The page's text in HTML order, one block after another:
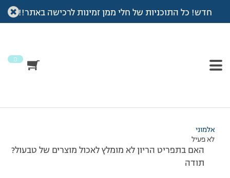
חדש! כל התוכניות של חלי ממן זמינות לרכישה באתר!!
0
עמוד הבית >דיונים>פורום >תפריט הריון
מוצגות 3 תגובות – 1 עד 3 (מתוך 3 סה״כ)
אלמוני
לא פעיל
האם בתפריט הריון לא מומלץ לאכול מוצרים של טבעול?
תודה